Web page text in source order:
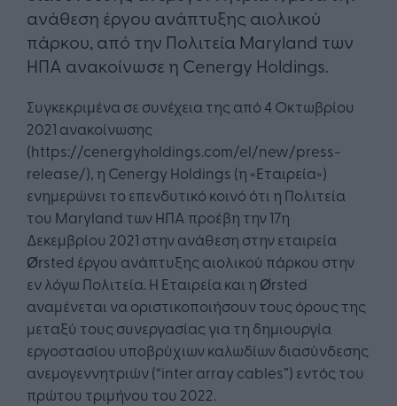
ανάθεση έργου ανάπτυξης αιολικού
πάρκου, από την Πολιτεία Maryland ​των
ΗΠΑ ​ανακοίνωσε η Cenergy Holdings.
Συγκεκριμένα σε συνέχεια της από 4 Οκτωβρίου
2021 ανακοίνωσης
(https://cenergyholdings.com/el/new/press-
release/), η Cenergy Holdings (η «Εταιρεία»)
ενημερώνει το επενδυτικό κοινό ότι η Πολιτεία
του Maryland των ΗΠΑ προέβη την 17η
Δεκεμβρίου 2021 στην ανάθεση στην εταιρεία
Ørsted έργου ανάπτυξης αιολικού πάρκου στην
εν λόγω Πολιτεία. Η Εταιρεία και η Ørsted
αναμένεται να οριστικοποιήσουν τους όρους της
μεταξύ τους συνεργασίας για τη δημιουργία
εργοστασίου υποβρύχιων καλωδίων διασύνδεσης
ανεμογεννητριών (“inter array cables”) εντός του
πρώτου τριμήνου του 2022.